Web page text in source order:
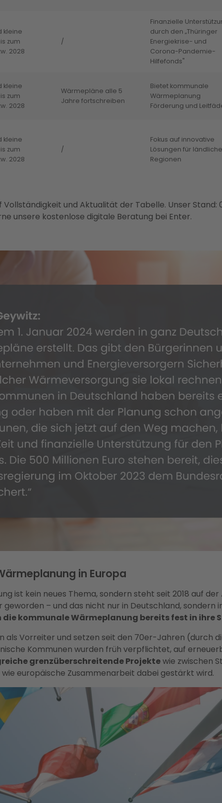
kleine
zum
2028
/
Finanzielle
durch den „Thüringer
Energiekrise- und
Corona-Pandemie-
Hilfefonds"
kleine
zum
2028
Wärmepläne alle 5
Jahre fortschreiben
Bietet kommunale
Wärmeplanung
Förderung und
kleine
zum
2028
/
Fokus auf innovative
Lösungen für ländliche
Regionen
und Aktualität der Tabelle. Unser Stand:
unsere kostenlose digitale Beratung bei Enter.
in Europa
ist kein neues Thema, sondern steht seit 2018 auf der
– und das nicht nur in Deutschland, sondern
die kommunale Wärmeplanung bereits fest in
als Vorreiter und setzen seit den 70er-Jahren (durch
Kommunen wurden früh verpflichtet, auf
grenzüberschreitende Projektewie zwischen
europäische Zusammenarbeit dabei gestärkt wird.